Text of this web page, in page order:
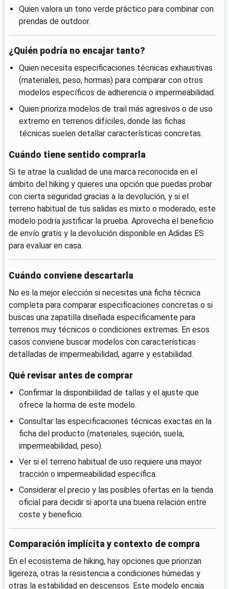
Quien valora un tono verde práctico para combinar con
prendas de outdoor.
¿Quién podría no encajar tanto?
Quien necesita especificaciones técnicas exhaustivas
(materiales, peso, hormas) para comparar con otros
modelos específicos de adherencia o impermeabilidad.
Quien prioriza modelos de trail más agresivos o de uso
extremo en terrenos difíciles, donde las fichas
técnicas suelen detallar características concretas.
Cuándo tiene sentido comprarla
Si te atrae la cualidad de una marca reconocida en el
ámbito del hiking y quieres una opción que puedas probar
con cierta seguridad gracias a la devolución, y si el
terreno habitual de tus salidas es mixto o moderado, este
modelo podría justificar la prueba. Aprovecha el beneficio
de envío gratis y la devolución disponible en Adidas ES
para evaluar en casa.
Cuándo conviene descartarla
No es la mejor elección si necesitas una ficha técnica
completa para comparar especificaciones concretas o si
buscas una zapatilla diseñada específicamente para
terrenos muy técnicos o condiciones extremas. En esos
casos conviene buscar modelos con características
detalladas de impermeabilidad, agarre y estabilidad.
Qué revisar antes de comprar
Confirmar la disponibilidad de tallas y el ajuste que
ofrece la horma de este modelo.
Consultar las especificaciones técnicas exactas en la
ficha del producto (materiales, sujeción, suela,
impermeabilidad, peso).
Ver si el terreno habitual de uso requiere una mayor
tracción o impermeabilidad específica.
Considerar el precio y las posibles ofertas en la tienda
oficial para decidir si aporta una buena relación entre
coste y beneficio.
Comparación implícita y contexto de compra
En el ecosistema de hiking, hay opciones que priorizan
ligereza, otras la resistencia a condiciones húmedas y
otras la estabilidad en descensos. Este modelo encaja